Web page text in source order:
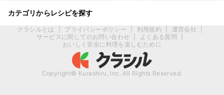
カテゴリからレシピを探す
クラシルとは プライバシーポリシー 利用規約 運営会社
サービスに関してのお問い合わせ
よくある質問
おいしく安全に料理を楽しむために
Copyright© Kurashiru, Inc. All Rights Reserved.